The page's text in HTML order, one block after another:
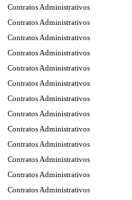
Contratos Administrativos
Contratos Administrativos
Contratos Administrativos
Contratos Administrativos
Contratos Administrativos
Contratos Administrativos
Contratos Administrativos
Contratos Administrativos
Contratos Administrativos
Contratos Administrativos
Contratos Administrativos
Contratos Administrativos
Contratos Administrativos